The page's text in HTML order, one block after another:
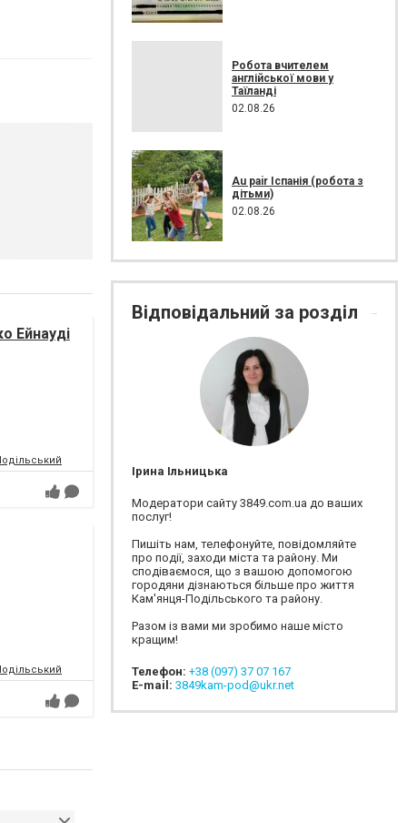
Ейнауді
Робота вчителем
англійської мови у
Таїланді
02.08.26
Au pair Іспанія (робота з
дітьми)
02.08.26
Відповідальний за розділ
Ірина Ільницька
Модератори сайту 3849.com.ua до ваших
послуг!
Пишіть нам, телефонуйте, повідомляйте
про події, заходи міста та району. Ми
сподіваємося, що з вашою допомогою
городяни дізнаються більше про життя
Кам'янця-Подільського та району.
Разом із вами ми зробимо наше місто
кращим!
Телефон: +38 (097) 37 07 167
E-mail: 3849kam-pod@ukr.net